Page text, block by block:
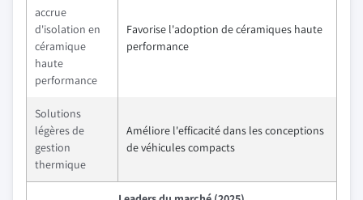
accrue
d'isolation en
céramique
haute
performance
Favorise l'adoption de céramiques haute
performance
Solutions
légères de
gestion
thermique
Améliore l'efficacité dans les conceptions
de véhicules compacts